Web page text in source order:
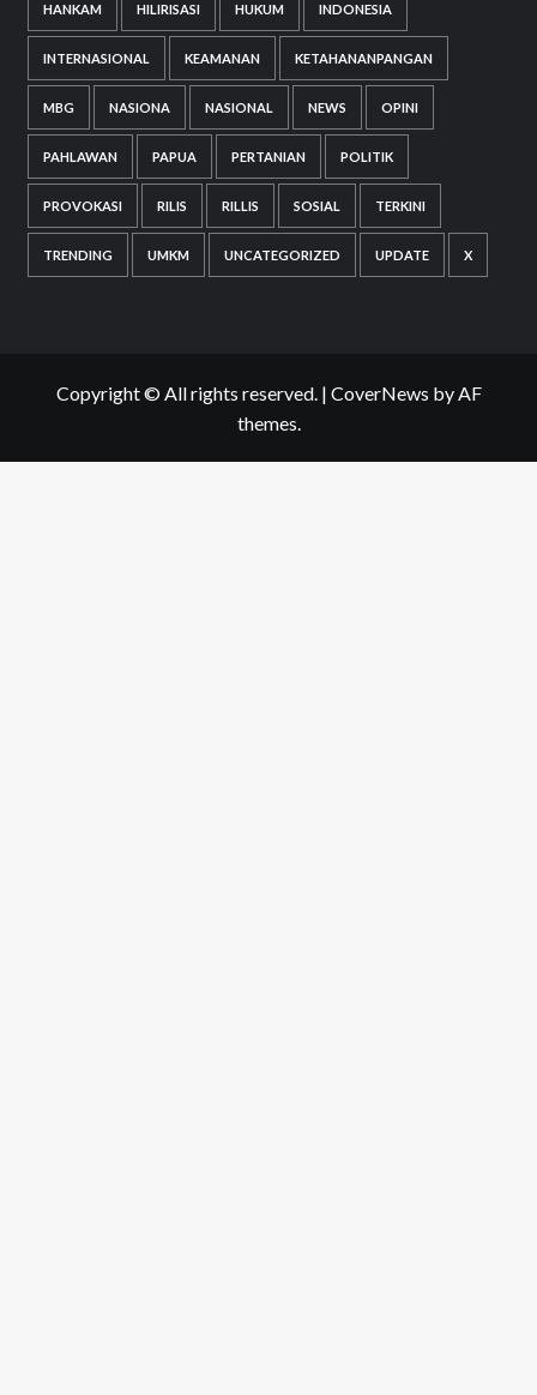
HANKAM HILIRISASI HUKUM INDONESIA
INTERNASIONAL KEAMANAN KETAHANANPANGAN
MBG NASIONA NASIONAL NEWS OPINI
PAHLAWAN PAPUA PERTANIAN POLITIK
PROVOKASI RILIS RILLIS SOSIAL TERKINI
TRENDING UMKM UNCATEGORIZED UPDATE X
Copyright © All rights reserved. | CoverNews by AF
themes.